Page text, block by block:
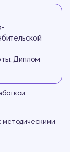
Диплом
методическими